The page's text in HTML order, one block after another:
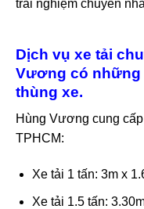
trải nghiệm chuyển
Dịch vụ xe tải
Vương có những
thùng xe.
Hùng Vương cung
TPHCM:
Xe tải 1 tấn: 3m x
Xe tải 1.5 tấn: